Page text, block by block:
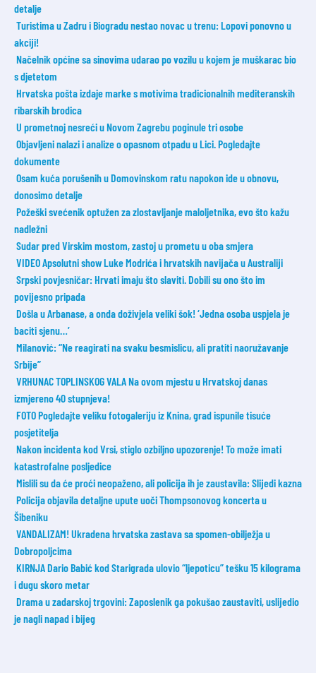
detalje
Turistima u Zadru i Biogradu nestao novac u trenu: Lopovi ponovno u
akciji!
Načelnik općine sa sinovima udarao po vozilu u kojem je muškarac bio
s djetetom
Hrvatska pošta izdaje marke s motivima tradicionalnih mediteranskih
ribarskih brodica
U prometnoj nesreći u Novom Zagrebu poginule tri osobe
Objavljeni nalazi i analize o opasnom otpadu u Lici. Pogledajte
dokumente
Osam kuća porušenih u Domovinskom ratu napokon ide u obnovu,
donosimo detalje
Požeški svećenik optužen za zlostavljanje maloljetnika, evo što kažu
nadležni
Sudar pred Virskim mostom, zastoj u prometu u oba smjera
VIDEO Apsolutni show Luke Modrića i hrvatskih navijača u Australiji
Srpski povjesničar: Hrvati imaju što slaviti. Dobili su ono što im
povijesno pripada
Došla u Arbanase, a onda doživjela veliki šok! ‘Jedna osoba uspjela je
baciti sjenu…’
Milanović: “Ne reagirati na svaku besmislicu, ali pratiti naoružavanje
Srbije”
VRHUNAC TOPLINSKOG VALA Na ovom mjestu u Hrvatskoj danas
izmjereno 40 stupnjeva!
FOTO Pogledajte veliku fotogaleriju iz Knina, grad ispunile tisuće
posjetitelja
Nakon incidenta kod Vrsi, stiglo ozbiljno upozorenje! To može imati
katastrofalne posljedice
Mislili su da će proći neopaženo, ali policija ih je zaustavila: Slijedi kazna
Policija objavila detaljne upute uoči Thompsonovog koncerta u
Šibeniku
VANDALIZAM! Ukradena hrvatska zastava sa spomen-obilježja u
Dobropoljcima
KIRNJA Dario Babić kod Starigrada ulovio “ljepoticu” tešku 15 kilograma
i dugu skoro metar
Drama u zadarskoj trgovini: Zaposlenik ga pokušao zaustaviti, uslijedio
je nagli napad i bijeg